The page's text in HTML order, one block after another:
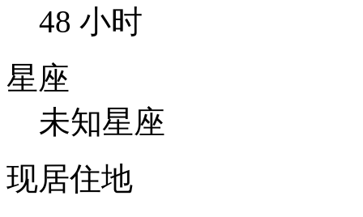
48 小时
星座
未知星座
现居住地